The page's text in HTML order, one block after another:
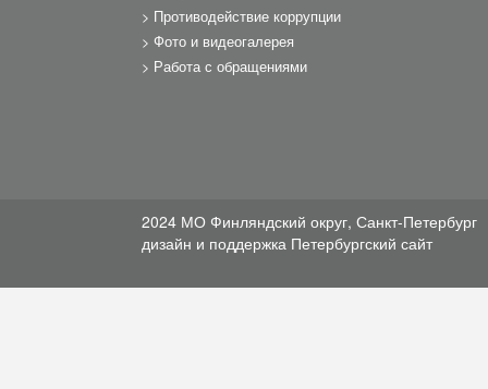
Противодействие коррупции
Фото и видеогалерея
Работа с обращениями
2024 МО Финляндский округ, Санкт-Петербург
дизайн и поддержка Петербургский сайт